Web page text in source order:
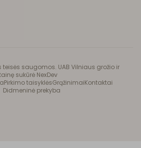
teisės saugomos. UAB Vilniaus grožio ir
sukūrė NexDev
Pirkimo taisyklėsGrąžinimaiKontaktai
Didmeninė prekyba